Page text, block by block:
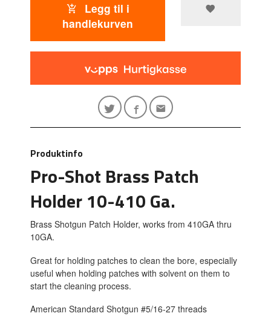
Legg til i
handlekurven
Produktinfo
Pro-Shot Brass Patch
Holder 10-410 Ga.
Brass Shotgun Patch Holder, works from 410GA thru
10GA.
Great for holding patches to clean the bore, especially
useful when holding patches with solvent on them to
start the cleaning process.
American Standard Shotgun #5/16-27 threads